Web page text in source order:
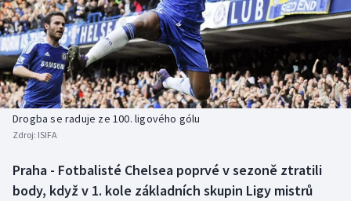
Americký fotbal
Baseball a softbal
Basketbal
Biatlon
Boby a skeleton
NEPŘEHLÉDNĚTE
Soutěže
Historické návraty
Aplikace ČT sport
AZ kvíz
Drogba se raduje ze 100. ligového gólu
Zdroj: ISIFA
Praha - Fotbalisté Chelsea poprvé v sezoně ztratili
body, když v 1. kole základních skupin Ligy mistrů